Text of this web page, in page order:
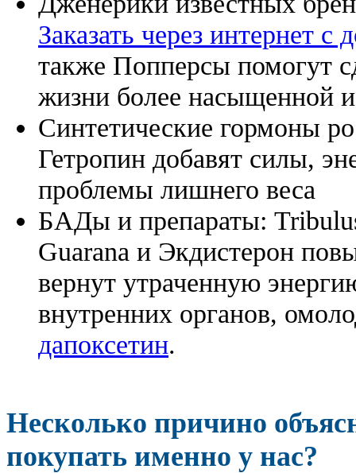
Заказать через интернет с
также Попперсы помогут
жизни более насыщенной
Синтетические гормоны
Гетропин добавят силы,
проблемы лишнего веса
БАДы и препараты:
Guarana и Экдистерон
вернут утраченную
внутренних органов,
дапоксетин.
Несколько причино
покупать именно у нас?